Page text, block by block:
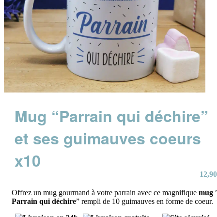
Mug “Parrain qui déchire”
et ses guimauves coeurs
x10
12,90
Offrez un mug gourmand à votre parrain avec ce magnifique mug
Parrain qui déchire” rempli de 10 guimauves en forme de coeur.